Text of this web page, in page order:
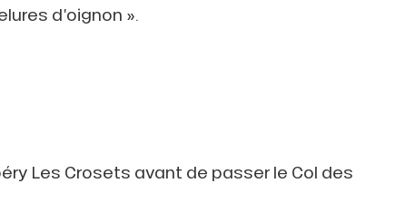
d’oignon ».
Les Crosets avant de passer le Col des